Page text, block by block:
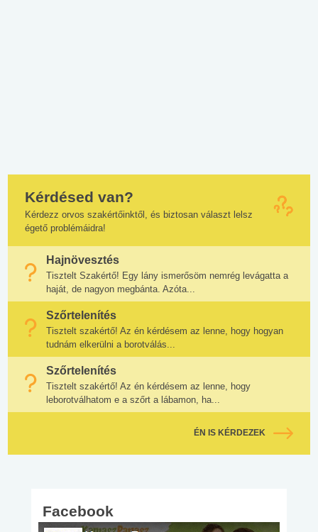
Kérdésed van?
Kérdezz orvos szakértőinktől, és biztosan választ lelsz
égető problémáidra!
Hajnövesztés
Tisztelt Szakértő! Egy lány ismerősöm nemrég levágatta a
haját, de nagyon megbánta. Azóta...
Szőrtelenítés
Tisztelt szakértő! Az én kérdésem az lenne, hogy hogyan
tudnám elkerülni a borotválás...
Szőrtelenítés
Tisztelt szakértő! Az én kérdésem az lenne, hogy
leborotválhatom e a szőrt a lábamon, ha...
ÉN IS KÉRDEZEK
Facebook